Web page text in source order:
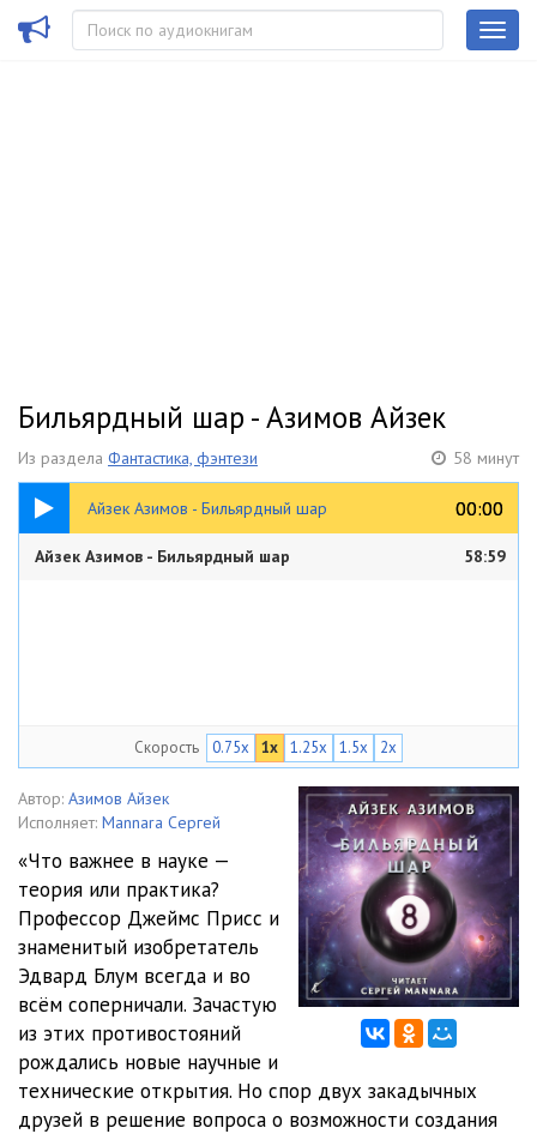
Бильярдный шар - Азимов Айзек
Из раздела Фантастика, фэнтези 58 минут
Айзек Азимов - Бильярдный шар 00:00
00:00
58:59
Айзек Азимов - Бильярдный шар 58:59
Скорость 0.75x 1x 1.25x 1.5x 2x
Автор: Азимов Айзек
Исполняет: Mannara Сергей
«Что важнее в науке —
теория или практика?
Профессор Джеймс Присс и
знаменитый изобретатель
Эдвард Блум всегда и во
всём соперничали. Зачастую
из этих противостояний
рождались новые научные и
технические открытия. Но спор двух закадычных
друзей в решение вопроса о возможности создания